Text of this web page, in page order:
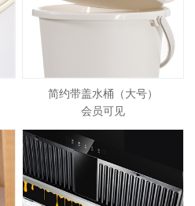
简约带盖水桶（大号）
会员可见